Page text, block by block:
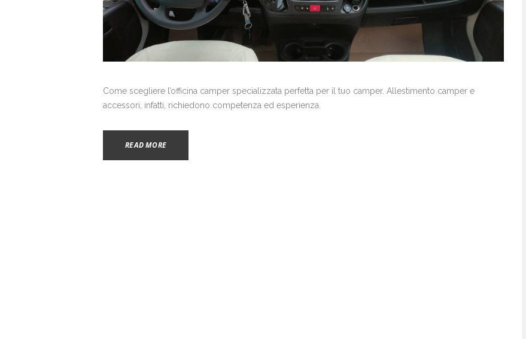
Come scegliere l’officina camper specializzata perfetta per il tuo camper. Allestimento camper e
accessori, infatti, richiedono competenza ed esperienza.
READ MORE